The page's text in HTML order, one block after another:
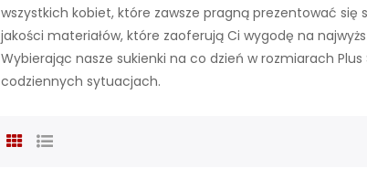
wszystkich kobiet, które zawsze pragną prezentować się
jakości materiałów, które zaoferują Ci wygodę na
Wybierając nasze sukienki na co dzień w rozmiarach
codziennych sytuacjach.